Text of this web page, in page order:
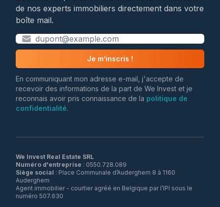
de nos experts immobiliers directement dans votre
boîte mail.
Je m’inscris !
En communiquant mon adresse e-mail, j'accepte de
recevoir des informations de la part de We Invest et je
reconnais avoir pris connaissance de la politique de
confidentialité.
We Invest Real Estate SRL
Numéro d'entreprise
Siège social : Place Communale d’Auderghem 8 à 1160
Auderghem
Agent immobilier - courtier agréé en Belgique par l’IPI sous le
numéro 507.630